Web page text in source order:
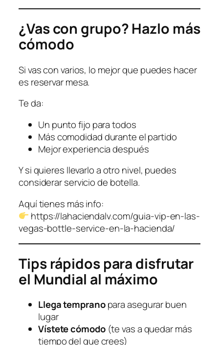
¿Vas con grupo? Hazlo más
cómodo
Si vas con varios, lo mejor que puedes hacer
es reservar mesa.
Te da:
Un punto fijo para todos
Más comodidad durante el partido
Mejor experiencia después
Y si quieres llevarlo a otro nivel, puedes
considerar servicio de botella.
Aquí tienes más info:
https://lahaciendalv.com/guia-vip-en-las-
vegas-bottle-service-en-la-hacienda/
Tips rápidos para disfrutar
el Mundial al máximo
Llega tempranopara asegurar buen
lugar
Vístete cómodo(te vas a quedar más
tiempo del que crees)